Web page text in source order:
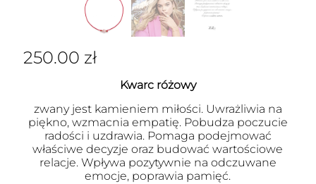
250.00 zł
Kwarc różowy
zwany jest kamieniem miłości. Uwrażliwia na
piękno, wzmacnia empatię. Pobudza poczucie
radości i uzdrawia. Pomaga podejmować
właściwe decyzje oraz budować wartościowe
relacje. Wpływa pozytywnie na odczuwane
emocje, poprawia pamięć.